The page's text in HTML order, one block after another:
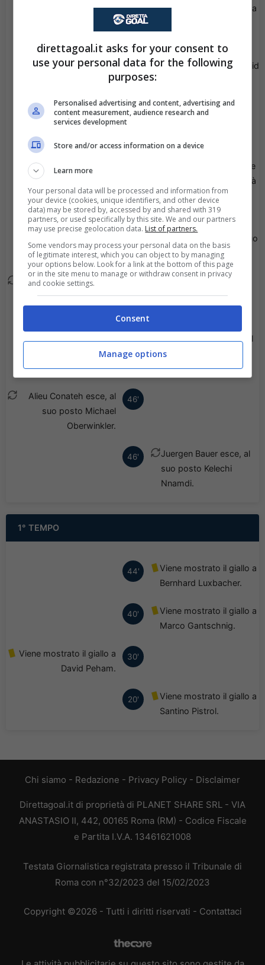
Viene mostrato il giallo a
76'
Bernhard Zimmermann
esce, al suo posto David
76'
Benjamin Rosenberger
Santino Pistrol si prende
il secondo giallo e dovrà
lasciare il terreno di
gioco.
Felix Nagele esce, al suo
posto Jong-Min Seo.
Joshua Steiger esce, al
suo posto Martin
63'
Luca Edelhofer esce, al
suo posto Christoph
Monschein.
46'
Alieu Conateh esce, al
suo posto Michael
Oberwinkler.
46'
Juergen Bauer esce, al
suo posto Kelechi
Nnamdi.
1° TEMPO
44'
Viene mostrato il giallo a
Bernhard Luxbacher.
40'
Viene mostrato il giallo a
Marco Gantschnig.
30'
Viene mostrato il giallo a
David Peham.
20'
Viene mostrato il giallo a
Santino Pistrol.
Chi siamo - Redazione - Privacy Policy - Disclaimer
Direttagoal.it di proprietà di PLANET SHARE SRL - VIA
ANASTASIO II, 442, 00165 Roma (RM) - Codice Fiscale
e Partita I.V.A. 13461621008
Testata Giornalistica registrata presso il Tribunale di
Roma con n°32/2023 del 15/02/2023
Copyright ©2026 - Tutti i diritti riservati - Contattaci
Partite e risultatiin tempo reale
Con i pronostici dei migliori Tipster!
Scarica su Google Play
direttagoal.it asks for your consent to
use your personal data for the following
purposes:
Personalised advertising and content, advertising and
content measurement, audience research and
services development
Store and/or access information on a device
Learn more
Your personal data will be processed and information from
your device (cookies, unique identifiers, and other device
data) may be stored by, accessed by and shared with 319
partners, or used specifically by this site. We and our partners
may use precise geolocation data. List of partners.
Some vendors may process your personal data on the basis
of legitimate interest, which you can object to by managing
your options below. Look for a link at the bottom of this page
or in the site menu to manage or withdraw consent in privacy
and cookie settings.
Consent
Manage options